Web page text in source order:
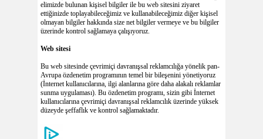
elimizde bulunan kişisel bilgiler ile bu web sitesini ziyaret
ettiğinizde toplayabileceğimiz ve kullanabileceğimiz diğer kişisel
olmayan bilgiler hakkında size net bilgiler vermeye ve bu bilgiler
üzerinde kontrol sağlamaya çalışıyoruz.
Web sitesi
Bu web sitesinde çevrimiçi davranışsal reklamcılığa yönelik pan-
Avrupa özdenetim programının temel bir bileşenini yönetiyoruz
(İnternet kullanıcılarına, ilgi alanlarına göre daha alakalı reklamlar
sunma uygulaması). Bu özdenetim programı, sizin gibi İnternet
kullanıcılarına çevrimiçi davranışsal reklamcılık üzerinde yüksek
düzeyde şeffaflık ve kontrol sağlamaktadır.